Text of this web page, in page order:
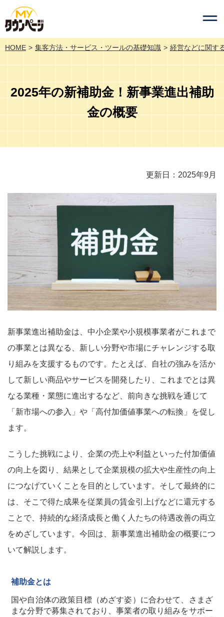
HOME 集客方法・サービス・ツールの基礎知識 経営などに関す
2025年の新補助金！新事業進出補助
金の概要
更新日：2025年9月
新事業進出補助金は、中小企業や小規模事業者がこれまで
の事業とは異なる、新しい分野や市場にチャレンジする取
り組みを支援するものです。たとえば、自社の強みを活か
して新しい商品やサービスを開発したり、これまでとは異
なる業種・業態に進出するなど、前向きな挑戦を通じて
「新市場への参入」や「高付加価値事業への転換」を促し
ます。
こうした挑戦により、企業の売上や利益といった付加価値
の向上を図り、結果として企業規模の拡大や生産性の向上
につなげていくことを目的としています。そして最終的に
は、そこで得た成果を従業員の賃金引上げなどに還元する
ことで、持続的な経済成長と働く人たちの待遇改善の両立
をめざしています。今回は、新事業進出補助金の概要につ
いて解説します。
補助金とは
国や自治体の政策目標（めざす姿）に合わせて、さまざ
まな分野で募集されており、事業者の取り組みをサポー